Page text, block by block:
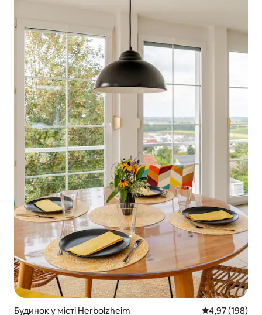
Будинок у місті Herbolzheim Середня
4,97 (198)